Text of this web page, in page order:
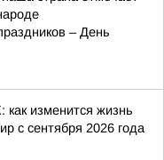
– День
изменится жизнь
с сентября 2026 года